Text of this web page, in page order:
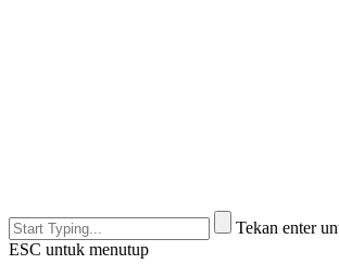
Tekan enter
ESC untuk menutup